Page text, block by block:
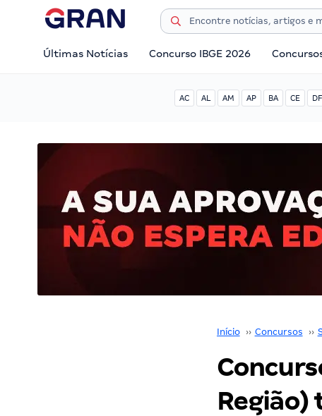
Últimas Notícias Concurso IBGE 2026
AC AL AM AP BA CE DF
Início ›› Concursos ››
Região)